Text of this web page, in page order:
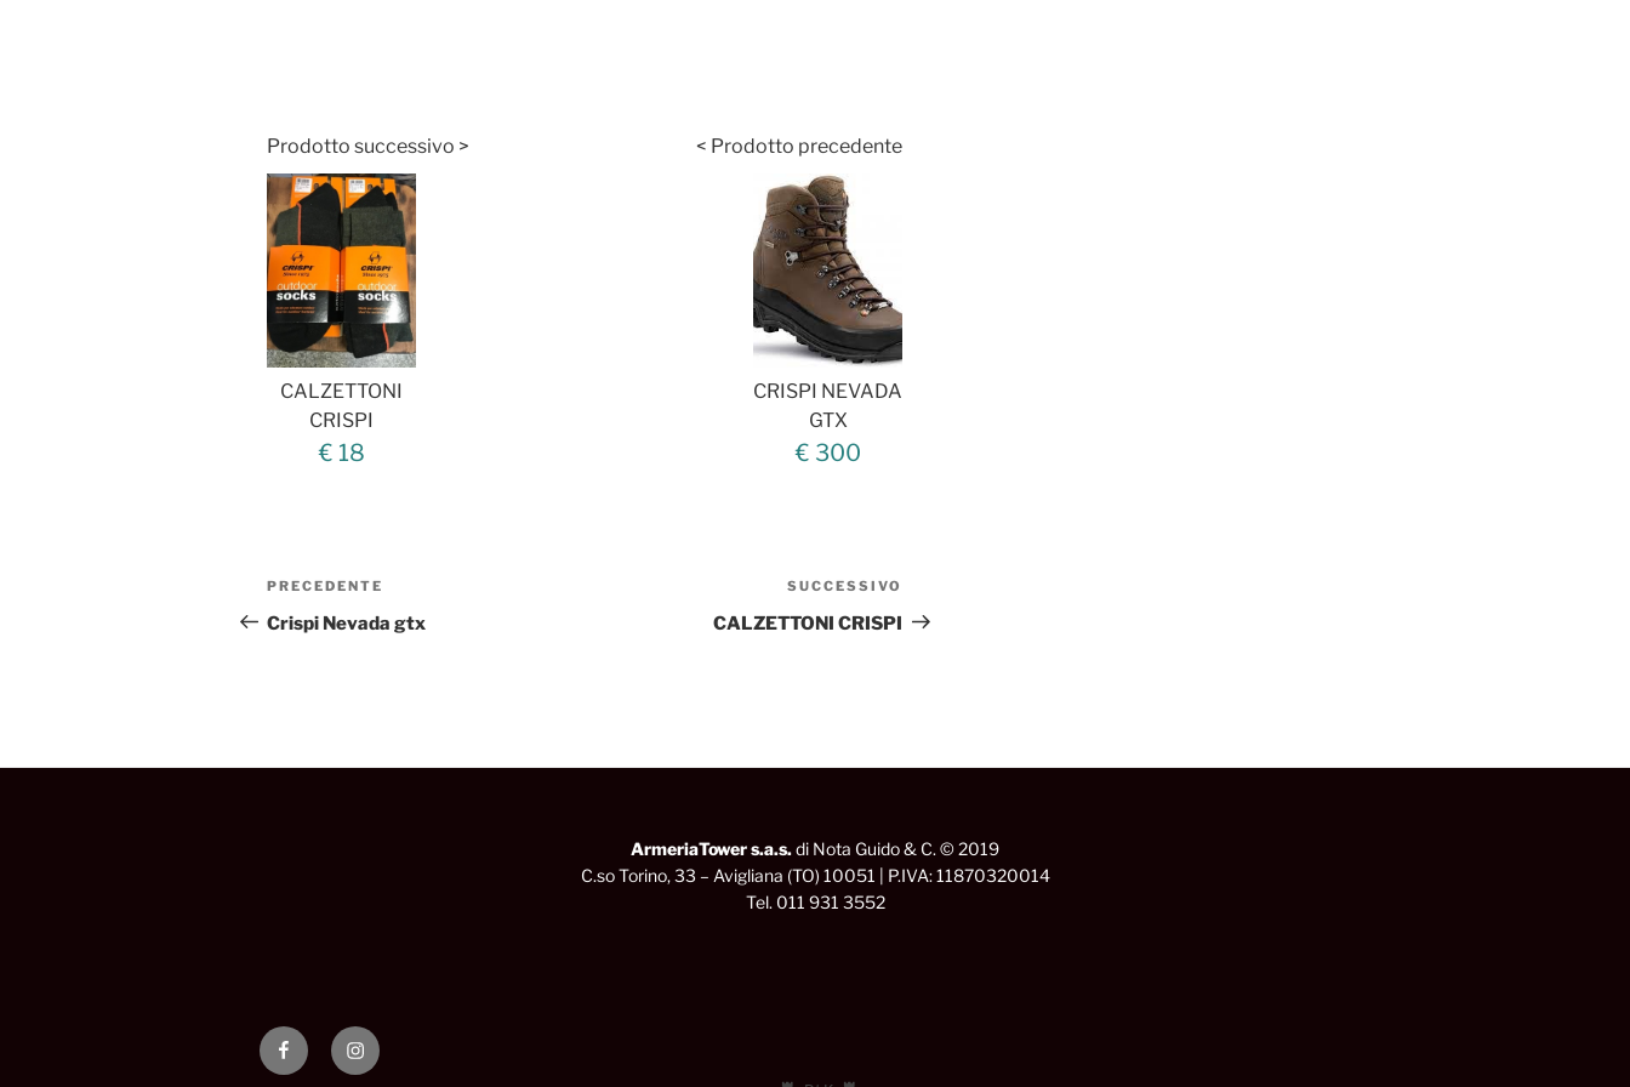
Prodotto successivo >
CALZETTONI
CRISPI
€ 18
< Prodotto precedente
CRISPI NEVADA
GTX
€ 300
Navigazione
articoli
Articolo
precedente:
PRECEDENTE
Crispi Nevada gtx
successivo
SUCCESSIVO
CALZETTONI CRISPI
ArmeriaTower s.a.s.di Nota Guido & C. © 2019
C.so Torino, 33 – Avigliana (TO) 10051 | P.IVA: 11870320014
Tel. 011 931 3552
facebookinstagram